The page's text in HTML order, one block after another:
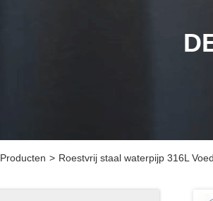
Producten > Roestvrij staal waterpijp 316L